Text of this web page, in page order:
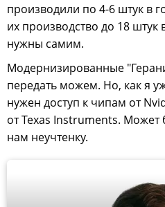
производили по 4-6 штук в
их производство до 18 штук
нужны самим.
Модернизированные
передать можем. Но, как я
нужен доступ к чипам от
от Texas Instruments. Может
нам неучтенку.